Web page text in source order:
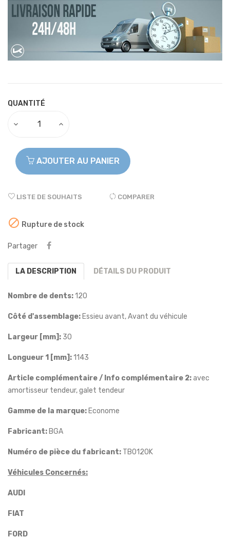
QUANTITÉ
AJOUTER AU PANIER
LISTE DE SOUHAITS COMPARER
 Rupture de stock
Partager
LA DESCRIPTION DÉTAILS DU PRODUIT
Nombre de dents:120
Côté d'assemblage: Essieu avant, Avant du véhicule
Largeur [mm]: 30
Longueur 1 [mm]:1143
Article complémentaire / Info complémentaire 2:avec
amortisseur tendeur, galet tendeur
Gamme de la marque: Econome
Fabricant: BGA
Numéro de pièce du fabricant: TB0120K
Véhicules Concernés:
AUDI
FIAT
FORD